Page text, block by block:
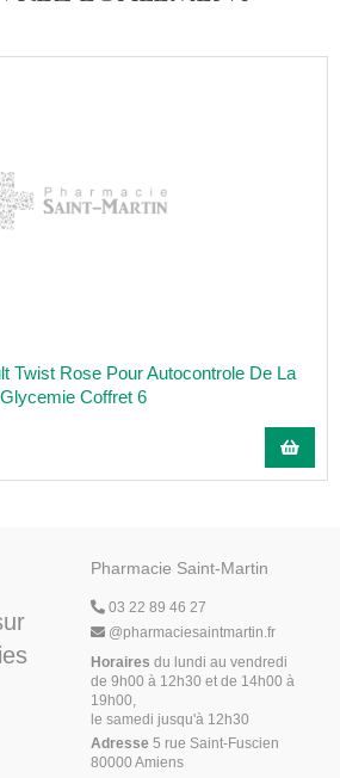
Twist Rose Pour Autocontrole De La
Glycemie Coffret 6
Pharmacie Saint-Martin
03 22 89 46 27
@pharmaciesaintmartin.fr
Horaires du lundi au vendredi
de 9h00 à 12h30 et de 14h00 à
19h00,
le samedi jusqu'à 12h30
Adresse 5 rue Saint-Fuscien
80000 Amiens